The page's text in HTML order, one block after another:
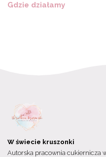
Gdzie działamy
W świecie kruszonki
Autorska pracownia cukiernicza